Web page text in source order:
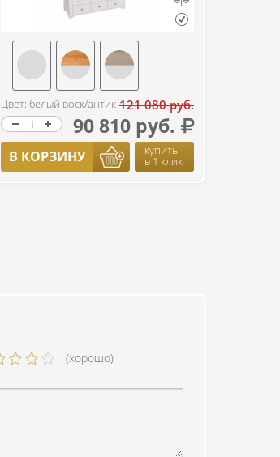
Цвет: белый воск/антик 121 080 руб.
90 810 руб.
В КОРЗИНУ купить
в 1 клик
(хорошо)